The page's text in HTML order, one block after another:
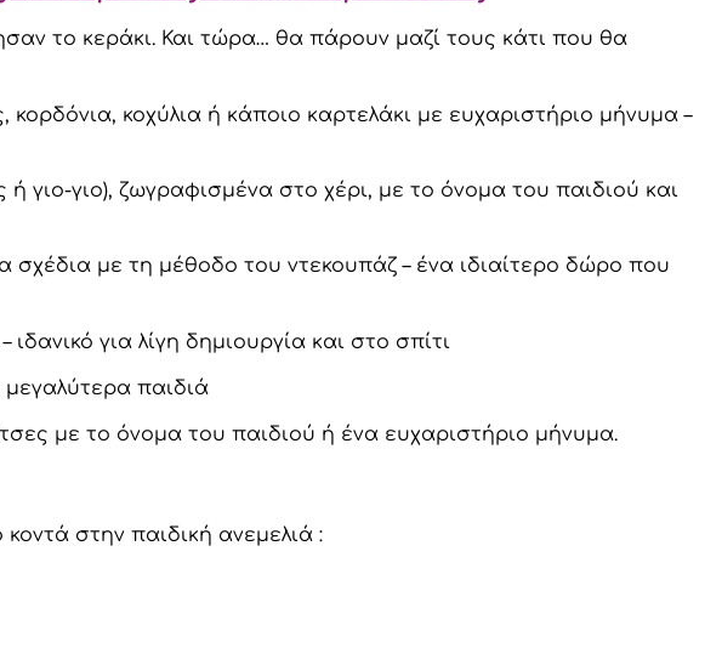
το κεράκι. Και τώρα… θα πάρουν μαζί τους κάτι που θα
κοχύλια ή κάποιο καρτελάκι με ευχαριστήριο μήνυμα –
γιο-γιο), ζωγραφισμένα στο χέρι, με το όνομα του παιδιού και
σχέδια με τη μέθοδο του ντεκουπάζ – ένα ιδιαίτερο δώρο που
για λίγη δημιουργία και στο σπίτι
μεγαλύτερα παιδιά
με το όνομα του παιδιού ή ένα ευχαριστήριο μήνυμα.
στην παιδική ανεμελιά :